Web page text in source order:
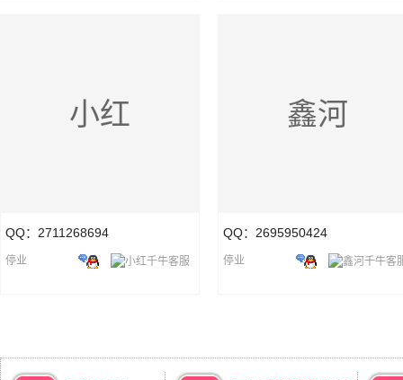
小红
QQ：2711268694
停业
鑫河
QQ：2695950424
停业